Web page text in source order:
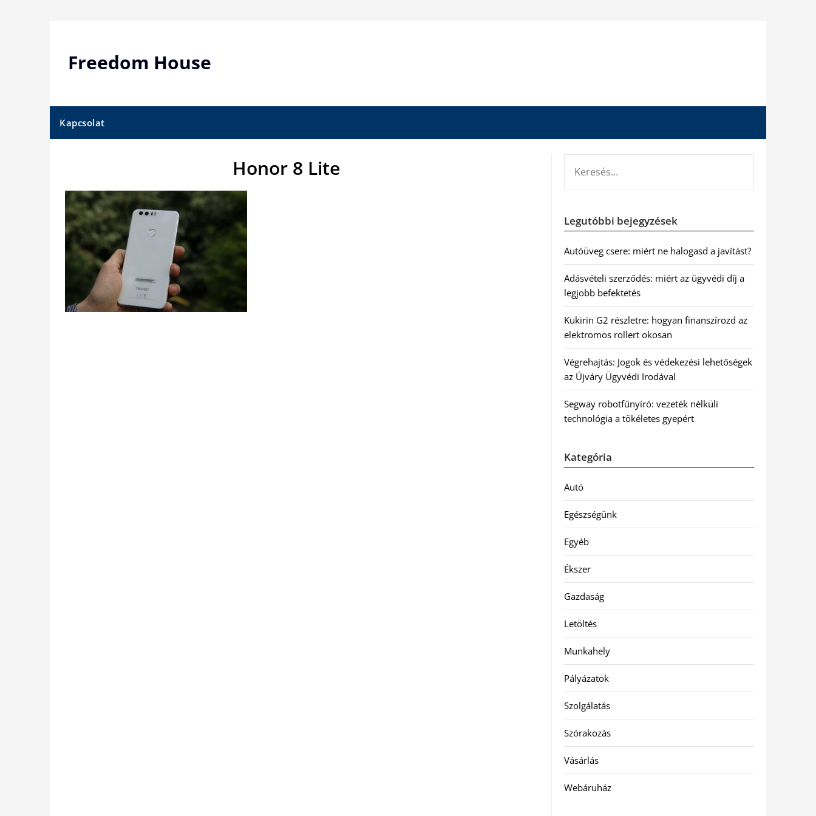
Freedom House
Kapcsolat
Honor 8 Lite
Legutóbbi bejegyzések
Autóüveg csere: miért ne halogasd a javítást?
Adásvételi szerződés: miért az ügyvédi díj a
legjobb befektetés
Kukirin G2 részletre: hogyan finanszírozd az
elektromos rollert okosan
Végrehajtás: Jogok és védekezési lehetőségek
az Újváry Ügyvédi Irodával
Segway robotfűnyíró: vezeték nélküli
technológia a tökéletes gyepért
Kategória
Autó
Egészségünk
Egyéb
Ékszer
Gazdaság
Letöltés
Munkahely
Pályázatok
Szolgálatás
Szórakozás
Vásárlás
Webáruház